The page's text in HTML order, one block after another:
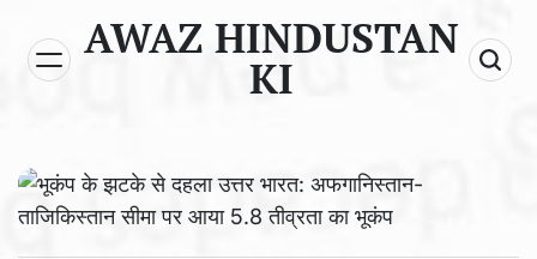
content
AWAZ HINDUSTAN
KI